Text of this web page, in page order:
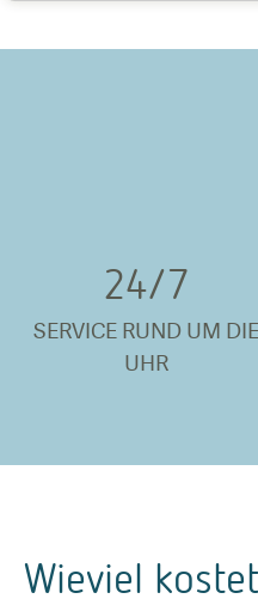
24/7
SERVICE RUND UM DIE
UHR
Wieviel